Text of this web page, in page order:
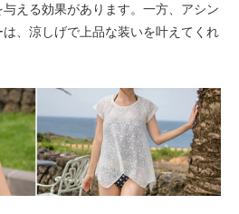
える効果があります。一方、アシン
、涼しげで上品な装いを叶えてくれ